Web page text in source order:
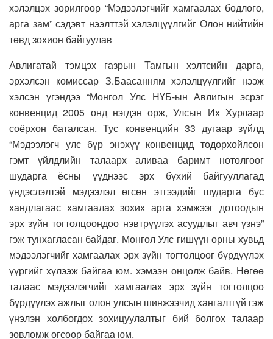
хэлэлцэх зорилгоор “Мэдээлэгчийг хамгаалах бодлого,
арга зам” сэдэвт нээлттэй хэлэлцүүлгийг Олон нийтийн
төвд зохион байгуулав
Авлигатай тэмцэх газрын Тамгын хэлтсийн дарга,
эрхэлсэн комиссар З.Баасанням хэлэлцүүлгийг нээж
хэлсэн үгэндээ “Монгол Улс НҮБ-ын Авлигын эсрэг
конвенцид 2005 онд нэгдэн орж, Улсын Их Хурлаар
соёрхон баталсан. Тус конвенцийн 33 дугаар зүйлд
“Мэдээлэгч улс бүр энэхүү конвенцид тодорхойлсон
гэмт үйлдлийн талаарх аливаа баримт нотолгоог
шударга ёсны үүднээс эрх бүхий байгууллагад
үндэслэлтэй мэдээлэл өгсөн этгээдийг шударга бус
хандлагаас хамгаалах зохих арга хэмжээг дотоодын
эрх зүйн тогтолцоондоо нэвтрүүлэх асуудлыг авч үзнэ”
гэж тунхагласан байдаг. Монгол Улс гишүүн орны хувьд
мэдээлэгчийг хамгаалах эрх зүйн тогтолцоог бүрдүүлэх
үүргийг хүлээж байгаа юм. хэмээн онцолж байв. Нөгөө
талаас мэдээлэгчийг хамгаалах эрх зүйн тогтолцоо
бүрдүүлэх ажлыг олон улсын шинжээчид хангалтгүй гэж
үнэлэн холбогдох зохицуулалтыг бий болгох талаар
зөвлөмж өгсөөр байгаа юм.